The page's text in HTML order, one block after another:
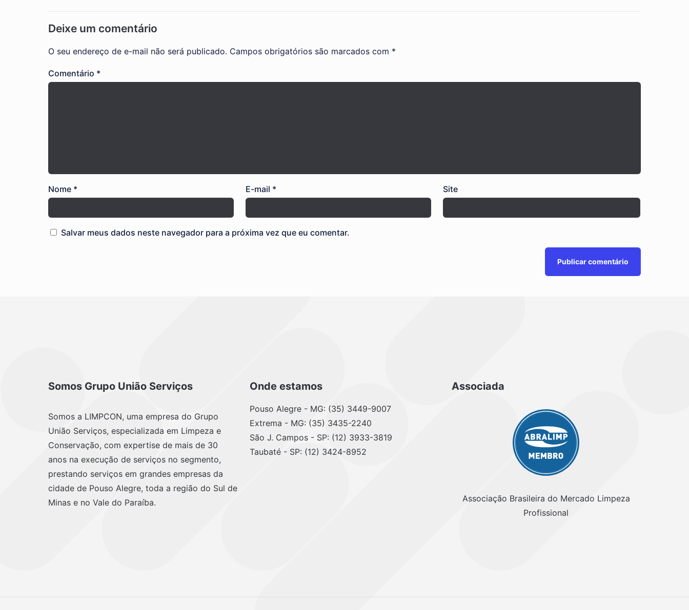
Deixe um comentário
O seu endereço de e-mail não será publicado. Campos obrigatórios são marcados com *
Comentário *
Nome * E-mail * Site
Salvar meus dados neste navegador para a próxima vez que eu comentar.
Somos Grupo União Serviços
Somos a LIMPCON, uma empresa do Grupo
União Serviços, especializada em Limpeza e
Conservação, com expertise de mais de 30
anos na execução de serviços no segmento,
prestando serviços em grandes empresas da
cidade de Pouso Alegre, toda a região do Sul de
Minas e no Vale do Paraíba.
Onde estamos
Pouso Alegre - MG: (35) 3449-9007
Extrema - MG: (35) 3435-2240
São J. Campos - SP: (12) 3933-3819
Taubaté - SP: (12) 3424-8952
Associada
Associação Brasileira do Mercado Limpeza
Profissional